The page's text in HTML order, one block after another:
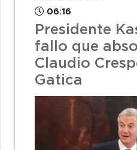
06:16
Presidente
fallo que
Claudio
Gatica